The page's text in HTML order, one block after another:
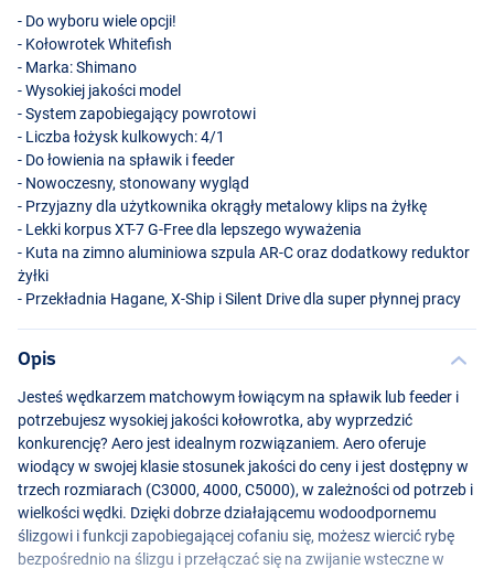
- Do wyboru wiele opcji!
- Kołowrotek Whitefish
- Marka: Shimano
- Wysokiej jakości model
- System zapobiegający powrotowi
- Liczba łożysk kulkowych: 4/1
- Do łowienia na spławik i feeder
- Nowoczesny, stonowany wygląd
- Przyjazny dla użytkownika okrągły metalowy klips na żyłkę
- Lekki korpus XT-7 G-Free dla lepszego wyważenia
- Kuta na zimno aluminiowa szpula AR-C oraz dodatkowy reduktor
żyłki
- Przekładnia Hagane, X-Ship i Silent Drive dla super płynnej pracy
Opis
Jesteś wędkarzem matchowym łowiącym na spławik lub feeder i
potrzebujesz wysokiej jakości kołowrotka, aby wyprzedzić
konkurencję? Aero jest idealnym rozwiązaniem. Aero oferuje
wiodący w swojej klasie stosunek jakości do ceny i jest dostępny w
trzech rozmiarach (C3000, 4000, C5000), w zależności od potrzeb i
wielkości wędki. Dzięki dobrze działającemu wodoodpornemu
ślizgowi i funkcji zapobiegającej cofaniu się, możesz wiercić rybę
bezpośrednio na ślizgu i przełączać się na zwijanie wsteczne w